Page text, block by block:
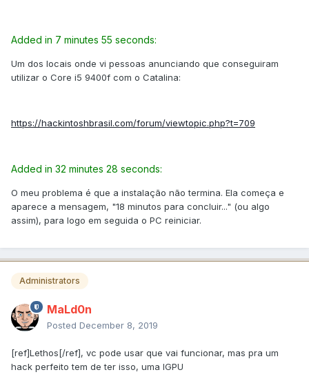
Added in 7 minutes 55 seconds:
Um dos locais onde vi pessoas anunciando que conseguiram
utilizar o Core i5 9400f com o Catalina:
https://hackintoshbrasil.com/forum/viewtopic.php?t=709
Added in 32 minutes 28 seconds:
O meu problema é que a instalação não termina. Ela começa e
aparece a mensagem, "18 minutos para concluir..." (ou algo
assim), para logo em seguida o PC reiniciar.
Administrators
MaLd0n
Posted December 8, 2019
[ref]Lethos[/ref], vc pode usar que vai funcionar, mas pra um
hack perfeito tem de ter isso, uma IGPU